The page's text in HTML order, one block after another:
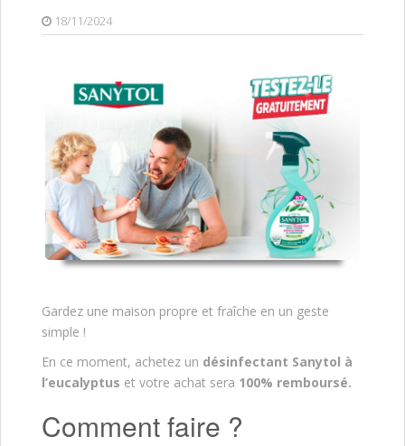
18/11/2024
Gardez une maison propre et fraîche en un geste
simple !
En ce moment, achetez un désinfectant Sanytol à
l’eucalyptus et votre achat sera 100% remboursé.
Comment faire ?